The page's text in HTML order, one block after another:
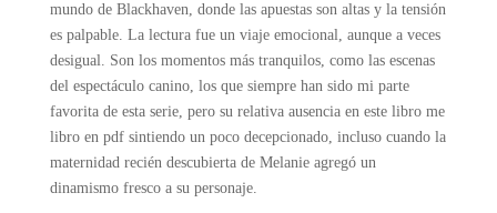
mundo de Blackhaven, donde las apuestas son altas y la tensión
es palpable. La lectura fue un viaje emocional, aunque a veces
desigual. Son los momentos más tranquilos, como las escenas
del espectáculo canino, los que siempre han sido mi parte
favorita de esta serie, pero su relativa ausencia en este libro me
libro en pdf sintiendo un poco decepcionado, incluso cuando la
maternidad recién descubierta de Melanie agregó un
dinamismo fresco a su personaje.